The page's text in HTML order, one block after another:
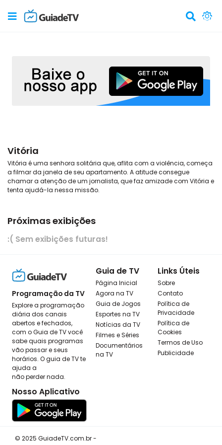
Vitória
Vitória é uma senhora solitária que, aflita com a violência, começa
a filmar da janela de seu apartamento. A atitude consegue
chamar a atenção de um jornalista, que faz amizade com Vitória e
tenta ajudá-la nessa missão.
Próximas exibições
:( Sem exibições futuras!
Programação da TV
Explore a programação
diária dos canais
abertos e fechados,
com o Guia de TV você
sabe quais programas
vão passar e seus
horários. O guia de TV te
ajuda a
não perder nada.
Nosso Aplicativo
Guia de TV
Página Inicial
Agora na TV
Guia de Jogos
Esportes na TV
Notícias da TV
Filmes e Séries
Documentários
na TV
Links Úteis
Sobre
Contato
Política de
Privacidade
Política de
Cookies
Termos de Uso
Publicidade
© 2025 GuiadeTV.com.br -